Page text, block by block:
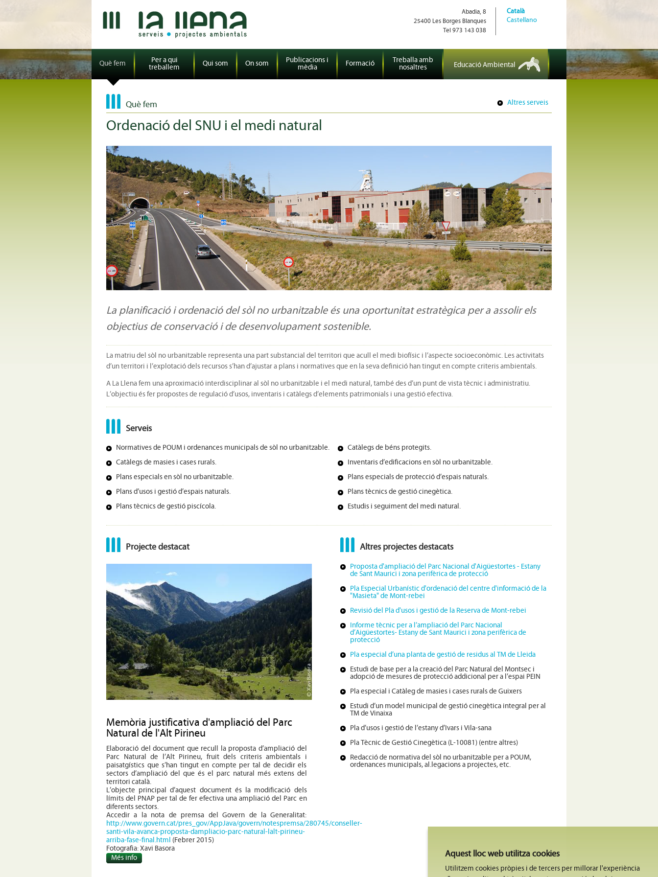
Abadia, 8
25400 Les Borges Blanques
Tel 973 143 038
Català
Castellano
Què fem
Per a qui
treballem
Qui som On som
Publicacions i
mèdia
Formació
Treballa amb
nosaltres
Educació Ambiental
Altres serveis
Què fem
Ordenació del SNU i el medi natural
La planificació i ordenació del sòl no urbanitzable és una oportunitat estratègica per a assolir els
objectius de conservació i de desenvolupament sostenible.
La matriu del sòl no urbanitzable representa una part substancial del territori que acull el medi biofísic i l’aspecte socioeconòmic. Les activitats
d’un territori i l’explotació dels recursos s’han d’ajustar a plans i normatives que en la seva definició han tingut en compte criteris ambientals.
A La Llena fem una aproximació interdisciplinar al sòl no urbanitzable i el medi natural, també des d’un punt de vista tècnic i administratiu.
L’objectiu és fer propostes de regulació d’usos, inventaris i catàlegs d’elements patrimonials i una gestió efectiva.
Serveis
Normatives de POUM i ordenances municipals de sòl no urbanitzable.
Catàlegs de béns protegits.
Catàlegs de masies i cases rurals.
Inventaris d’edificacions en sòl no urbanitzable.
Plans especials en sòl no urbanitzable.
Plans especials de protecció d’espais naturals.
Plans d’usos i gestió d’espais naturals.
Plans tècnics de gestió cinegètica.
Plans tècnics de gestió piscícola.
Estudis i seguiment del medi natural.
Projecte destacat
Memòria justificativa d'ampliació del Parc
Natural de l'Alt Pirineu
Elaboració del document que recull la proposta d’ampliació del
Parc Natural de l’Alt Pirineu, fruit dels criteris ambientals i
paisatgístics que s’han tingut en compte per tal de decidir els
sectors d’ampliació del que és el parc natural més extens del
territori català.
L’objecte principal d’aquest document és la modificació dels
límits del PNAP per tal de fer efectiva una ampliació del Parc en
diferents sectors.
Accedir a la nota de premsa del Govern de la Generalitat:
http://www.govern.cat/pres_gov/AppJava/govern/notespremsa/280745/conseller-
santi-vila-avanca-proposta-dampliacio-parc-natural-lalt-pirineu-
arriba-fase-final.html (Febrer 2015)
Fotografia: Xavi Basora
Més info
Altres projectes destacats
Proposta d'ampliació del Parc Nacional d'Aigüestortes - Estany
de Sant Maurici i zona perifèrica de protecció
Pla Especial Urbanístic d'ordenació del centre d'informació de la
"Masieta" de Mont-rebei
Revisió del Pla d'usos i gestió de la Reserva de Mont-rebei
Informe tècnic per a l’ampliació del Parc Nacional
d’Aigüestortes- Estany de Sant Maurici i zona perifèrica de
protecció
Pla especial d’una planta de gestió de residus al TM de Lleida
Estudi de base per a la creació del Parc Natural del Montsec i
adopció de mesures de protecció addicional per a l’espai PEIN
Pla especial i Catàleg de masies i cases rurals de Guixers
Estudi d’un model municipal de gestió cinegètica integral per al
TM de Vinaixa
Pla d’usos i gestió de l’estany d’Ivars i Vila-sana
Pla Tècnic de Gestió Cinegètica (L-10081) (entre altres)
Redacció de normativa del sòl no urbanitzable per a POUM,
ordenances municipals, al.legacions a projectes, etc.
Aquest lloc web utilitza cookies
Utilitzem cookies pròpies i de tercers per millorar l'experiència